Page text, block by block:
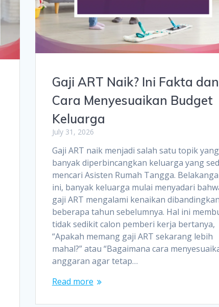
Gaji ART Naik? Ini Fakta dan
Cara Menyesuaikan Budget
Keluarga
July 31, 2026
Gaji ART naik menjadi salah satu topik yang
banyak diperbincangkan keluarga yang
mencari Asisten Rumah Tangga.
ini, banyak keluarga mulai menyadari
gaji ART mengalami kenaikan
beberapa tahun sebelumnya. Hal ini
tidak sedikit calon pemberi kerja bertanya,
“Apakah memang gaji ART sekarang lebih
mahal?” atau “Bagaimana cara
anggaran agar tetap…
Read more